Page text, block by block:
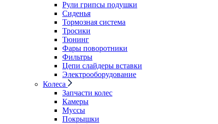
Рули грипсы подушки
Сиденья
Тормозная система
Тросики
Тюнинг
Фары поворотники
Фильтры
Цепи слайдеры вставки
Электрооборудование
Колеса
Запчасти колес
Камеры
Муссы
Покрышки